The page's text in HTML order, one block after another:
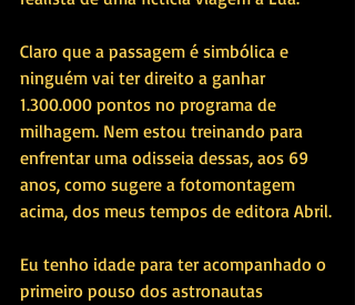
Claro que a passagem é simbólica e
ninguém vai ter direito a ganhar
1.300.000 pontos no programa de
milhagem. Nem estou treinando para
enfrentar uma odisseia dessas, aos 69
anos, como sugere a fotomontagem
acima, dos meus tempos de editora Abril.
Eu tenho idade para ter acompanhado o
primeiro pouso dos astronautas